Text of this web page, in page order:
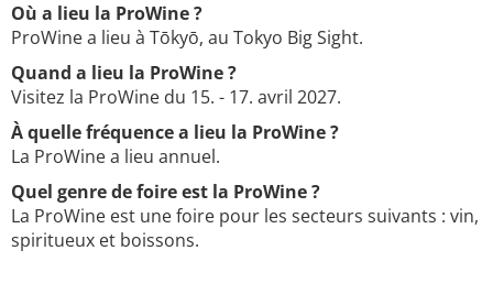
Où a lieu la ProWine ?
ProWine a lieu à Tōkyō, au Tokyo Big Sight.
Quand a lieu la ProWine ?
Visitez la ProWine du 15. - 17. avril 2027.
À quelle fréquence a lieu la ProWine ?
La ProWine a lieu annuel.
Quel genre de foire est la ProWine ?
La ProWine est une foire pour les secteurs suivants : vin,
spiritueux et boissons.